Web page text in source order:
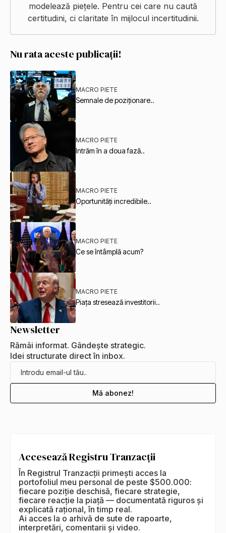
modelează piețele. Pentru cei care nu caută
certitudini, ci claritate în mijlocul incertitudinii.
Nu rata aceste publicații!
MACRO PIETE
Semnale de poziționare..
MACRO PIETE
Intrăm în a doua fază..
MACRO PIETE
Oportunități incredibile..
MACRO PIETE
Ce se întâmplă acum?
MACRO PIETE
Piața stresează investitorii..
Newsletter
Rămâi informat. Gândește strategic.
Idei structurate direct în inbox.
Accesează Registru Tranzacții
În Registrul Tranzacții primești acces la
portofoliul meu personal de peste $500.000:
fiecare poziție deschisă, fiecare strategie,
fiecare reacție la piață — documentată riguros și
explicată rațional, în timp real.
Ai acces la o arhivă de sute de rapoarte,
interpretări, comentarii și video.